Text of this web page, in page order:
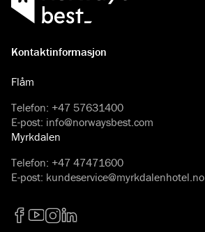
Kontaktinformasjon
Flåm
Telefon: +47 57631400
E-post: info@norwaysbest.com
Myrkdalen
Telefon: +47 47471600
E-post: kundeservice@myrkdalenhotel.no